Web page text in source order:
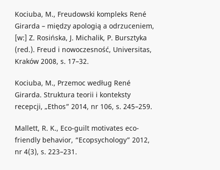
Kociuba, M., Freudowski kompleks René
Girarda – między apologią a odrzuceniem,
[w:] Z. Rosińska, J. Michalik, P. Bursztyka
(red.). Freud i nowoczesność, Universitas,
Kraków 2008, s. 17–32.
Kociuba, M., Przemoc według René
Girarda. Struktura teorii i konteksty
recepcji, „Ethos” 2014, nr 106, s. 245–259.
Mallett, R. K., Eco-guilt motivates eco-
friendly behavior, “Ecopsychology” 2012,
nr 4(3), s. 223–231.